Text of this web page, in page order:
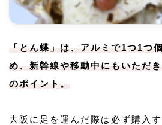
「とん蝶」は、アルミで1つ1つ
め、新幹線や移動中にもいただ
のポイント。
大阪に足を運んだ際は必ず購入